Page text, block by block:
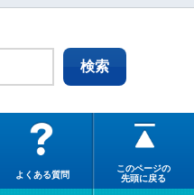
よくある質問
このページの
先頭に戻る